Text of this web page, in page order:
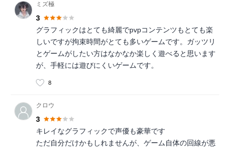
ミズ極
3
グラフィックはとても綺麗でpvpコンテンツもとても楽
しいですが拘束時間がとても多いゲームです。ガッツリ
とゲームがしたい方はなかなか楽しく遊べると思います
が、手軽には遊びにくいゲームです。
8
クロウ
3
キレイなグラフィックで声優も豪華です
ただ自分だけかもしれませんが、ゲーム自体の回線が悪